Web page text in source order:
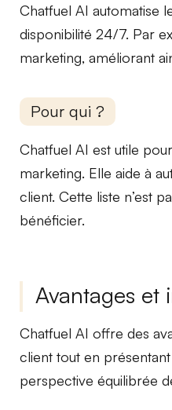
Chatfuel AI automatise
disponibilité 24/7. Par
marketing, améliorant
Pour qui ?
Chatfuel AI est utile
marketing. Elle aide à
client. Cette liste n’est
bénéficier.
Avantages et
Chatfuel AI offre des
client tout en
perspective équilibrée